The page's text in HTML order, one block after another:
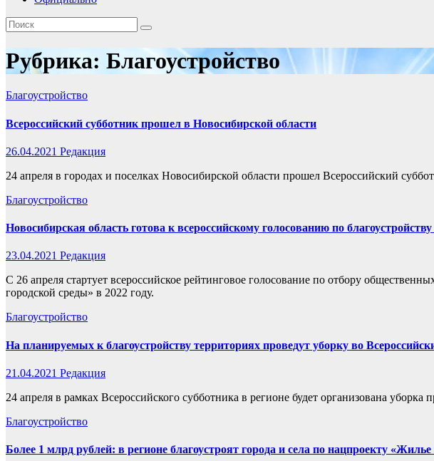
Рубрика: Благоустройство
Благоустройство
Всероссийский субботник прошел в Новосибирской области
26.04.2021 Редакция
24 апреля в городах и поселках Новосибирской области прошел Всероссийский
Благоустройство
Новосибирская область готова к всероссийскому голосованию по
23.04.2021 Редакция
С 26 апреля стартует всероссийское рейтинговое голосование по отбору
городской среды» в 2022 году.
Благоустройство
На планируемых к благоустройству территориях проведут уборку во
21.04.2021 Редакция
24 апреля в рамках Всероссийского субботника в регионе будет организована
Благоустройство
Более 1 млрд рублей: в регионе благоустроят города и села по нацпроекту «Жилье